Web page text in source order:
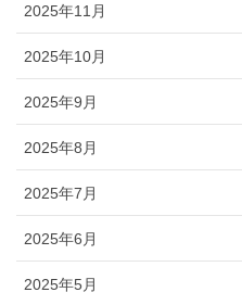
2025年11月
2025年10月
2025年9月
2025年8月
2025年7月
2025年6月
2025年5月